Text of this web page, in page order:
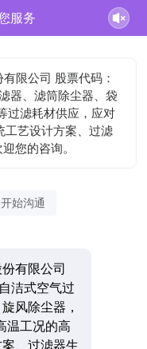
服务
限公司 股票代码：
器、滤筒除尘器、袋
过滤耗材供应，应对
工艺设计方案、过滤
您的咨询。
始沟通
有限公司
洁式空气过
风除尘器，
温工况的高
、过滤器生